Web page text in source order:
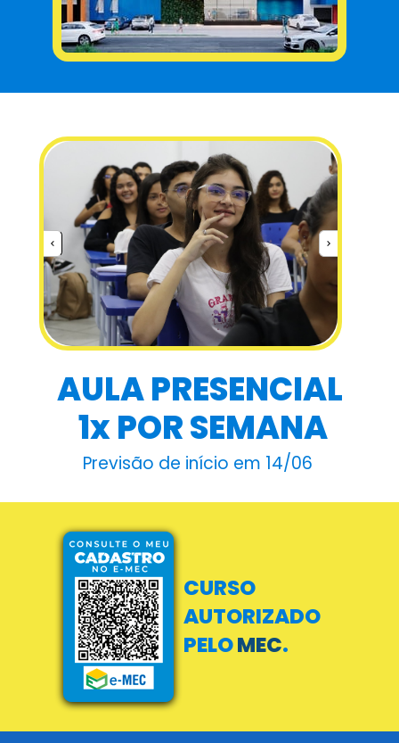
AULA PRESENCIAL
1x POR SEMANA
Previsão de início em 14/06
CURSO
AUTORIZADO
PELOMEC.